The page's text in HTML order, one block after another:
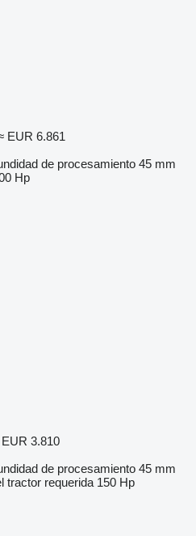
EUR 6.861
de procesamiento 45 mm
Hp
3.810
de procesamiento 45 mm
tractor requerida 150 Hp